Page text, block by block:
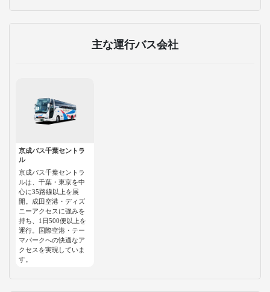
主な運行バス会社
京成バス千葉セントラ
ル
京成バス千葉セントラ
ルは、千葉・東京を中
心に35路線以上を展
開。成田空港・ディズ
ニーアクセスに強みを
持ち、1日500便以上を
運行。国際空港・テー
マパークへの快適なア
クセスを実現していま
す。